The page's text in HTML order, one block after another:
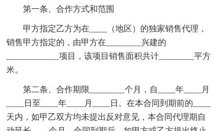
第一条、合作方式和范围
甲方指定乙方为在____（地区）的独家销售代理，
销售甲方指定的，由甲方在________兴建的
____________项目，该项目销售面积共计________平方
米。
第二条、合作期限________个月，自____年____月
____日至____年____月____日。在本合同到期前的____
天内，如甲乙双方均未提出反对意见，本合同代理期自